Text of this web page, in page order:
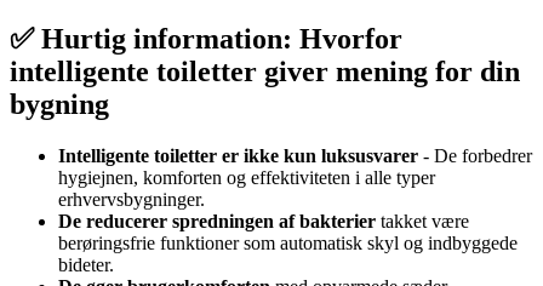
✅ Hurtig information: Hvorfor
intelligente toiletter giver mening for din
bygning
Intelligente toiletter er ikke kun luksusvarer - De forbedrer
hygiejnen, komforten og effektiviteten i alle typer
erhvervsbygninger.
De reducerer spredningen af bakterier takket være
berøringsfrie funktioner som automatisk skyl og indbyggede
bideter.